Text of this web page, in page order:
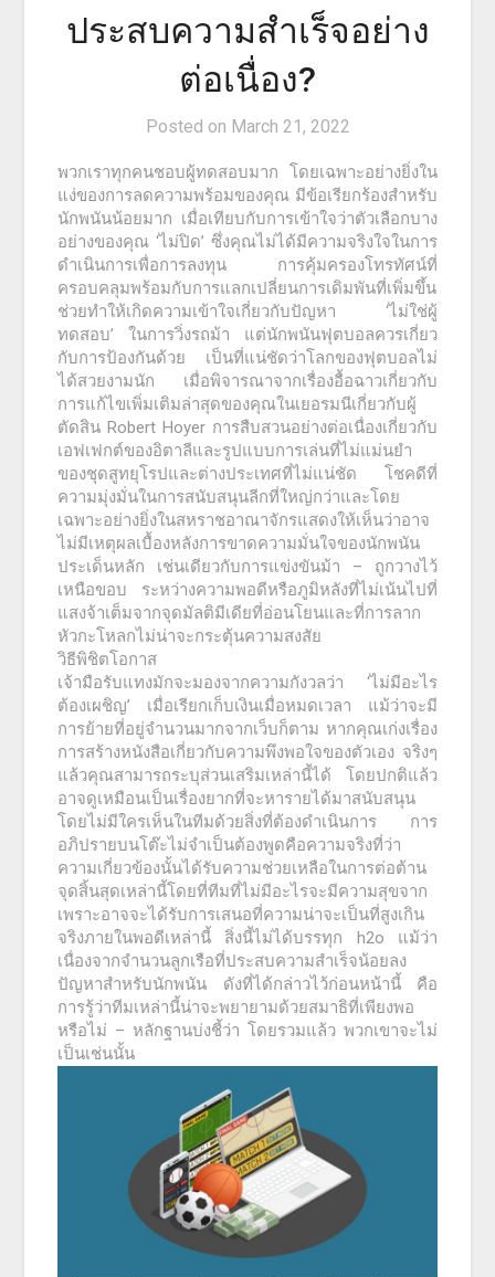
ประสบความสำเร็จอย่าง
ต่อเนื่อง?
Posted on March 21, 2022
พวกเราทุกคนชอบผู้ทดสอบมาก โดยเฉพาะอย่างยิ่งใน
แง่ของการลดความพร้อมของคุณ มีข้อเรียกร้องสำหรับ
นักพนันน้อยมาก เมื่อเทียบกับการเข้าใจว่าตัวเลือกบาง
อย่างของคุณ ‘ไม่ปิด’ ซึ่งคุณไม่ได้มีความจริงใจในการ
ดำเนินการเพื่อการลงทุน การคุ้มครองโทรทัศน์ที่
ครอบคลุมพร้อมกับการแลกเปลี่ยนการเดิมพันที่เพิ่มขึ้น
ช่วยทำให้เกิดความเข้าใจเกี่ยวกับปัญหา ‘ไม่ใช่ผู้
ทดสอบ’ ในการวิ่งรถม้า แต่นักพนันฟุตบอลควรเกี่ยว
กับการป้องกันด้วย เป็นที่แน่ชัดว่าโลกของฟุตบอลไม่
ได้สวยงามนัก เมื่อพิจารณาจากเรื่องอื้อฉาวเกี่ยวกับ
การแก้ไขเพิ่มเติมล่าสุดของคุณในเยอรมนีเกี่ยวกับผู้
ตัดสิน Robert Hoyer การสืบสวนอย่างต่อเนื่องเกี่ยวกับ
เอฟเฟกต์ของอิตาลีและรูปแบบการเล่นที่ไม่แม่นยำ
ของชุดสูทยุโรปและต่างประเทศที่ไม่แน่ชัด โชคดีที่
ความมุ่งมั่นในการสนับสนุนลีกที่ใหญ่กว่าและโดย
เฉพาะอย่างยิ่งในสหราชอาณาจักรแสดงให้เห็นว่าอาจ
ไม่มีเหตุผลเบื้องหลังการขาดความมั่นใจของนักพนัน
ประเด็นหลัก เช่นเดียวกับการแข่งขันม้า – ถูกวางไว้
เหนือขอบ ระหว่างความพอดีหรือภูมิหลังที่ไม่เน้นไปที่
แสงจ้าเต็มจากจุดมัลติมีเดียที่อ่อนโยนและที่การลาก
หัวกะโหลกไม่น่าจะกระตุ้นความสงสัย
วิธีพิชิตโอกาส
เจ้ามือรับแทงมักจะมองจากความกังวลว่า ‘ไม่มีอะไร
ต้องเผชิญ’ เมื่อเรียกเก็บเงินเมื่อหมดเวลา แม้ว่าจะมี
การย้ายที่อยู่จำนวนมากจากเว็บก็ตาม หากคุณเก่งเรื่อง
การสร้างหนังสือเกี่ยวกับความพึงพอใจของตัวเอง จริงๆ
แล้วคุณสามารถระบุส่วนเสริมเหล่านี้ได้ โดยปกติแล้ว
อาจดูเหมือนเป็นเรื่องยากที่จะหารายได้มาสนับสนุน
โดยไม่มีใครเห็นในทีมด้วยสิ่งที่ต้องดำเนินการ การ
อภิปรายบนโต๊ะไม่จำเป็นต้องพูดคือความจริงที่ว่า
ความเกี่ยวข้องนั้นได้รับความช่วยเหลือในการต่อต้าน
จุดสิ้นสุดเหล่านี้โดยที่ทีมที่ไม่มีอะไรจะมีความสุขจาก
เพราะอาจจะได้รับการเสนอที่ความน่าจะเป็นที่สูงเกิน
จริงภายในพอดีเหล่านี้ สิ่งนี้ไม่ได้บรรทุก h2o แม้ว่า
เนื่องจากจำนวนลูกเรือที่ประสบความสำเร็จน้อยลง
ปัญหาสำหรับนักพนัน ดังที่ได้กล่าวไว้ก่อนหน้านี้ คือ
การรู้ว่าทีมเหล่านี้น่าจะพยายามด้วยสมาธิที่เพียงพอ
หรือไม่ – หลักฐานบ่งชี้ว่า โดยรวมแล้ว พวกเขาจะไม่
เป็นเช่นนั้น